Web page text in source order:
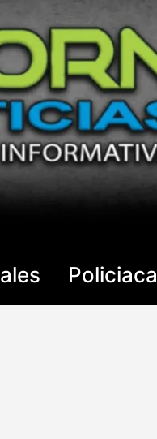
Policiaca